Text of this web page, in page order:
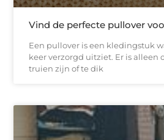
Vind de perfecte pullover
Een pullover is een kledingstuk
keer verzorgd uitziet. Er is alleen
truien zijn of te dik